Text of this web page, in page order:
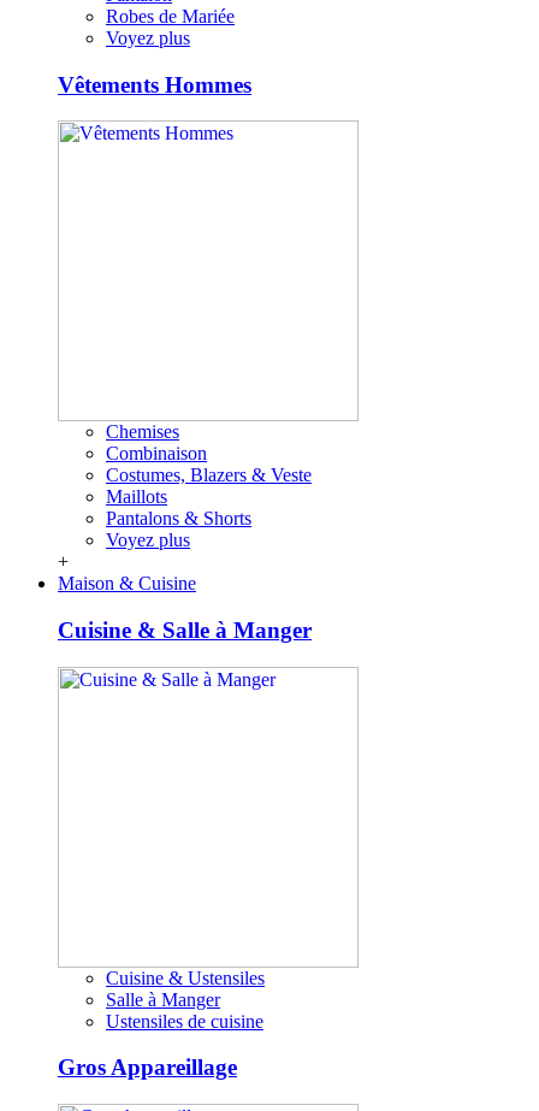
Robes de Mariée
Voyez plus
Vêtements Hommes
Chemises
Combinaison
Costumes, Blazers & Veste
Maillots
Pantalons & Shorts
Voyez plus
+
Maison & Cuisine
Cuisine & Salle à Manger
Cuisine & Ustensiles
Salle à Manger
Ustensiles de cuisine
Gros Appareillage